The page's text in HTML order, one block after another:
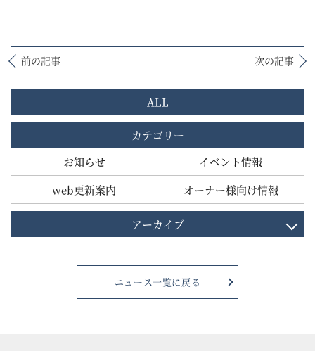
前の記事 次の記事
ALL
カテゴリー
お知らせ
イベント情報
web更新案内
オーナー様向け情報
アーカイブ
ニュース一覧に戻る